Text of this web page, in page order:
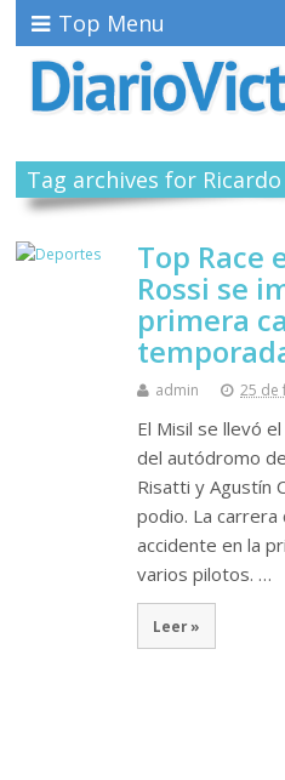
Top Menu
Tag archives for
Top Race
Rossi se
primera
admin 25 de
El Misil se llevó
del autódromo
Risatti y Agustín
podio. La
accidente en la
varios pilotos. …
Leer »